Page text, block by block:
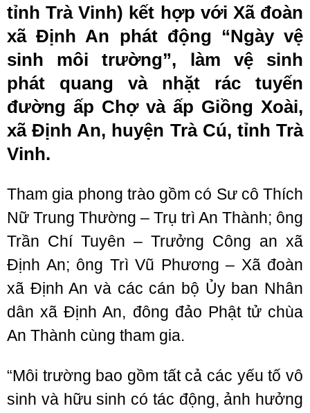
tỉnh Trà Vinh) kết hợp với Xã đoàn
xã Định An phát động “Ngày vệ
sinh môi trường”, làm vệ sinh
phát quang và nhặt rác tuyến
đường ấp Chợ và ấp Giồng Xoài,
xã Định An, huyện Trà Cú, tỉnh Trà
Vinh.
Tham gia phong trào gồm có Sư cô Thích
Nữ Trung Thường – Trụ trì An Thành; ông
Trần Chí Tuyên – Trưởng Công an xã
Định An; ông Trì Vũ Phương – Xã đoàn
xã Định An và các cán bộ Ủy ban Nhân
dân xã Định An, đông đảo Phật tử chùa
An Thành cùng tham gia.
“Môi trường bao gồm tất cả các yếu tố vô
sinh và hữu sinh có tác động, ảnh hưởng